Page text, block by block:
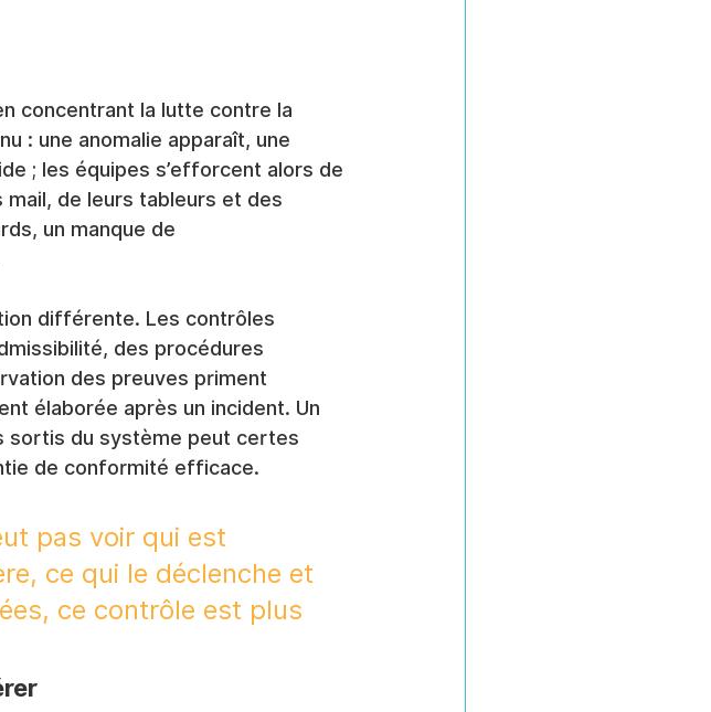
concentrant la lutte contre la
: une anomalie apparaît, une
; les équipes s’efforcent alors de
de leurs tableurs et des
un manque de
différente. Les contrôles
des procédures
des preuves priment
élaborée après un incident. Un
sortis du système peut certes
de conformité efficace.
pas voir qui est
ce qui le déclenche et
ce contrôle est plus